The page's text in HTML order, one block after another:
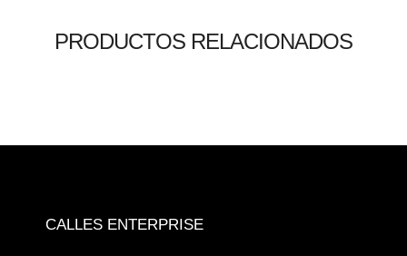
PRODUCTOS RELACIONADOS
CALLES ENTERPRISE